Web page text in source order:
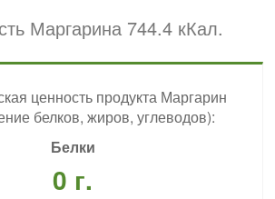
Маргарина 744.4 кКал.
ценность продукта Маргарин
белков, жиров, углеводов):
Белки
0 г.